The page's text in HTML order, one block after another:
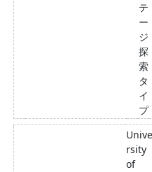
テ
ー
ジ
探
索
タ
イ
プ
Unive
rsity
of